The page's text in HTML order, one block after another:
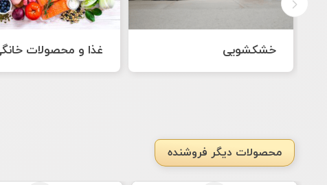
غذا و محصولات خانگی نرم افزارها
محصولات دیگر فروشنده